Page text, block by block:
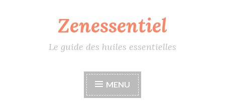
Zenessentiel
Le guide des huiles essentielles
MENU